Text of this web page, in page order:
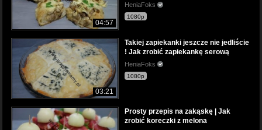
04:57
HeniaFoks
1080p
03:21
Takiej zapiekanki jeszcze nie jedliście
! Jak zrobić zapiekankę serową
HeniaFoks
1080p
Prosty przepis na zakąskę | Jak
zrobić koreczki z melona